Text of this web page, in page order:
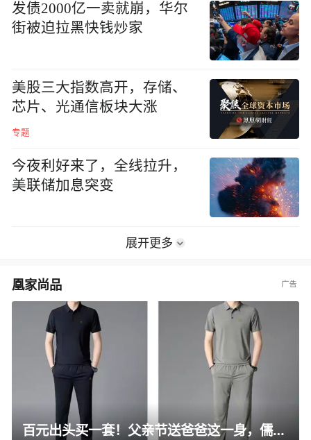
发债2000亿一卖就崩，华尔
街被迫拉黑快钱炒家
美股三大指数高开，存储、
芯片、光通信板块大涨
专题
今夜利好来了，全线拉升，
美联储加息突变
展开更多
凰家尚品
百元出头买一套！父亲节送爸爸这一身，儒雅有型还凉爽